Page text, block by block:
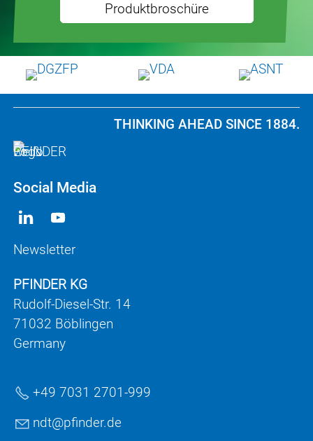
Produktbroschüre
THINKING AHEAD SINCE 1884.
Social Media
Newsletter
PFINDER KG
Rudolf-Diesel-Str. 14
71032 Böblingen
Germany
+49 7031 2701-999
ndt
pfnd r d